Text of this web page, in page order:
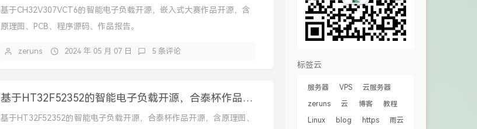
基于CH32V307VCT6的智能电子负载开源，嵌入式大赛作品开源，含
原理图、PCB、程序源码、作品报告。
zeruns 2024 年 05 月 07 日 5 条评论
基于HT32F52352的智能电子负载开源，合泰杯作品开源
基于HT32F52352的智能电子负载开源，合泰杯作品开源，含原理图、
标签云
服务器 VPS
云服务器
zeruns
云 博客
教程
Linux
blog https
雨云